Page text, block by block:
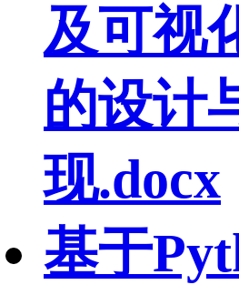
及可视
的设计
现.docx
基于